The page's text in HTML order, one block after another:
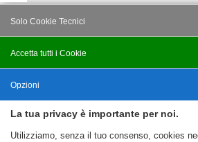
La tua privacy è importante per noi.
Utilizziamo, senza il tuo consenso, cookies
Accetta tutti i Cookie
Solo Cookie Tecnici
Salva
Opzioni
Nascondi Opzioni